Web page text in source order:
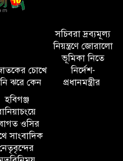
জুলাই স্মৃতিস্তম্ভে পুষ্পস্তবক
ও জুলাই গণঅভ্যুত্থানের
লাখ টাকার চেক ডিজঅনার
এক বছরের সাজা
উদ্যোগেই গড়ে উঠবে
সিলেট’ – বাণিজ্যমন্ত্রী
চোখে
ঝরে কেন
সচিবরা দ্রব্যমূল্য
নিয়ন্ত্রণে জোরালো
ভূমিকা নিতে
নির্দেশ-
প্রধানমন্ত্রীর
হবিগঞ্জ
ওসির
সাংবাদিক